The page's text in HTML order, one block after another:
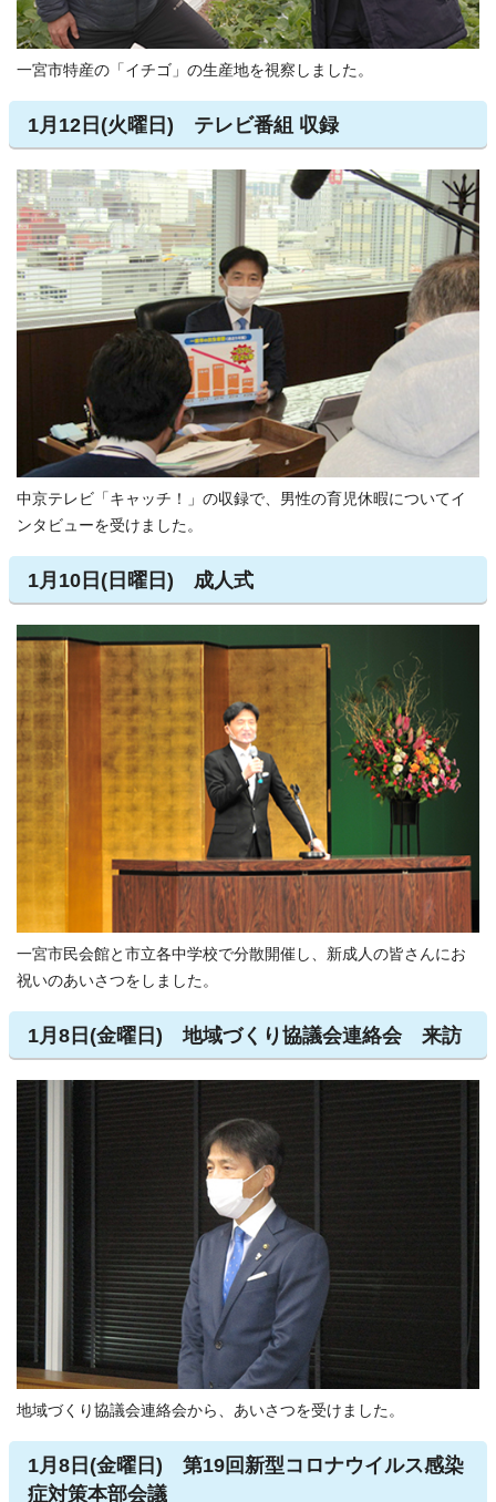
一宮市特産の「イチゴ」の生産地を視察しました。
1月12日(火曜日) テレビ番組 収録
中京テレビ「キャッチ！」の収録で、男性の育児休暇についてイ
ンタビューを受けました。
1月10日(日曜日) 成人式
一宮市民会館と市立各中学校で分散開催し、新成人の皆さんにお
祝いのあいさつをしました。
1月8日(金曜日) 地域づくり協議会連絡会 来訪
地域づくり協議会連絡会から、あいさつを受けました。
1月8日(金曜日) 第19回新型コロナウイルス感染
症対策本部会議